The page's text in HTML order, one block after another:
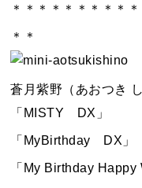
＊＊＊＊＊＊＊＊＊
＊＊
蒼月紫野（あおつき し
「MISTY DX」
「MyBirthday DX」
「My Birthday Happy